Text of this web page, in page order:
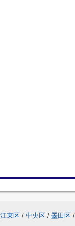
江東区 / 中央区 / 墨田区 /